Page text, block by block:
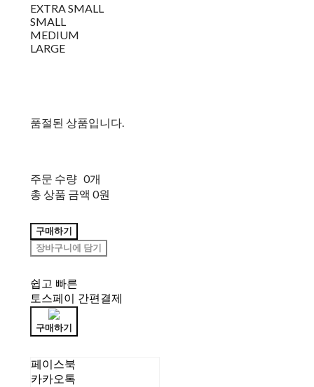
EXTRA SMALL
SMALL
MEDIUM
LARGE
품절된 상품입니다.
주문 수량 0개
총 상품 금액 0원
구매하기
장바구니에 담기
쉽고 빠른
토스페이 간편결제
구매하기
페이스북
카카오톡